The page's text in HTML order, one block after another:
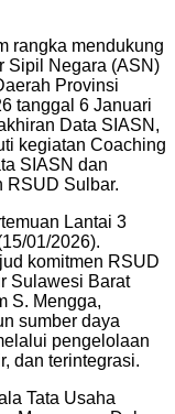
rangka mendukung
Sipil Negara (ASN)
Provinsi
tanggal 6 Januari
Data SIASN,
kegiatan Coaching
SIASN dan
RSUD Sulbar.
Lantai 3
01/2026).
komitmen RSUD
Sulawesi Barat
S. Mengga,
sumber daya
pengelolaan
dan terintegrasi.
Tata Usaha